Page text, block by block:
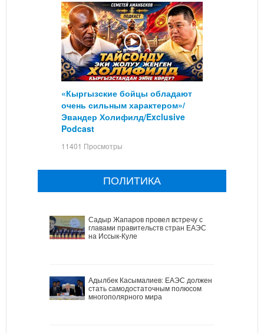
«Кыргызские бойцы обладают
очень сильным характером»/
Эвандер Холифилд/Exclusive
Podcast
11401 Просмотры
ПОЛИТИКА
Садыр Жапаров провел встречу с
главами правительств стран ЕАЭС
на Иссык-Куле
Адылбек Касымалиев: ЕАЭС должен
стать самодостаточным полюсом
многополярного мира